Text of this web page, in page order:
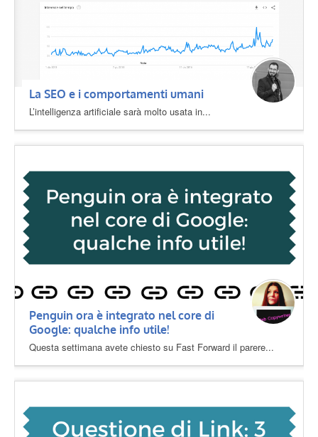
La SEO e i comportamenti umani
L’intelligenza artificiale sarà molto usata in...
Penguin ora è integrato nel core di
Google: qualche info utile!
Questa settimana avete chiesto su Fast Forward il parere...